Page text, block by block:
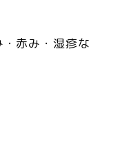
赤み・湿疹な